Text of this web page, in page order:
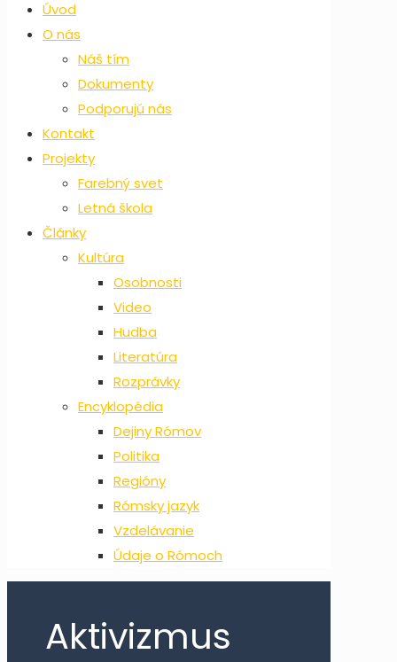
Úvod
O nás
Náš tím
Dokumenty
Podporujú nás
Kontakt
Projekty
Farebný svet
Letná škola
Články
Kultúra
Osobnosti
Video
Hudba
Literatúra
Rozprávky
Encyklopédia
Dejiny Rómov
Politika
Regióny
Rómsky jazyk
Vzdelávanie
Údaje o Rómoch
Aktivizmus